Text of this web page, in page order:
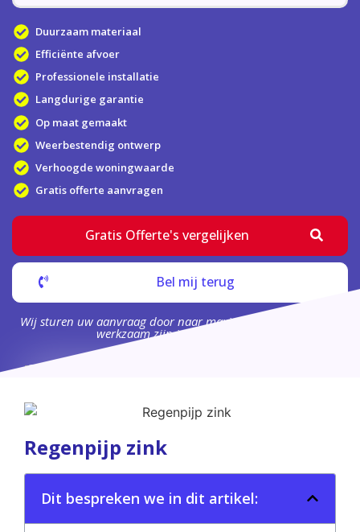
Duurzaam materiaal
Efficiënte afvoer
Professionele installatie
Langdurige garantie
Op maat gemaakt
Weerbestendig ontwerp
Verhoogde woningwaarde
Gratis offerte aanvragen
Gratis Offerte's vergelijken
Bel mij terug
Wij sturen uw aanvraag door naar maximaal 4 bedrijven die
werkzaam zijn in uw omgeving.
Regenpijp zink
Dit bespreken we in dit artikel: